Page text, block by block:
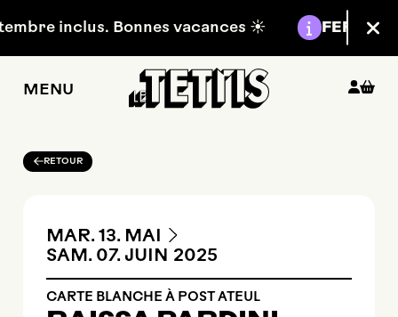
inclus. Bonnes vacances ☀️
Information :
MENU
RETOUR
DU
MARDI
MAR. 13. MAI
MAI
AU
SAMEDI
SAM. 07. JUIN
JUIN 2025
CARTE BLANCHE À POST ATEUL